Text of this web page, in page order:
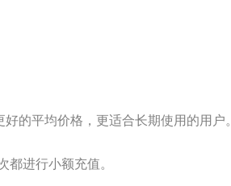
的平均价格，更适合长期使用的用户。
进行小额充值。